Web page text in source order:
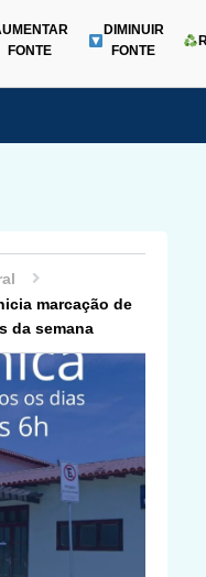
Menu
FONTE
DIMINUIR
FONTE
marcação de
da semana